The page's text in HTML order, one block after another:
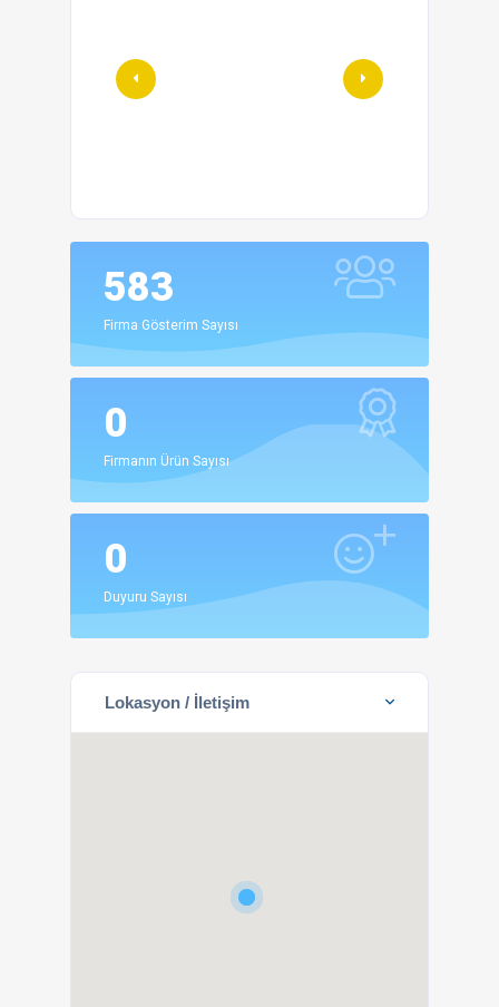
583
Firma Gösterim Sayısı
0
Firmanın Ürün Sayısı
0
Duyuru Sayısı
Lokasyon / İletişim